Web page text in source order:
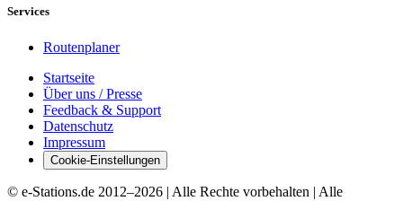
Services
Routenplaner
Startseite
Über uns / Presse
Feedback & Support
Datenschutz
Impressum
Cookie-Einstellungen
© e-Stations.de 2012–2026 | Alle Rechte vorbehalten | Alle